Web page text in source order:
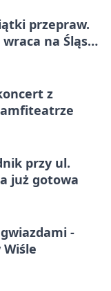
przepraw.
na Śląsk
z
przy ul.
już gotowa
-